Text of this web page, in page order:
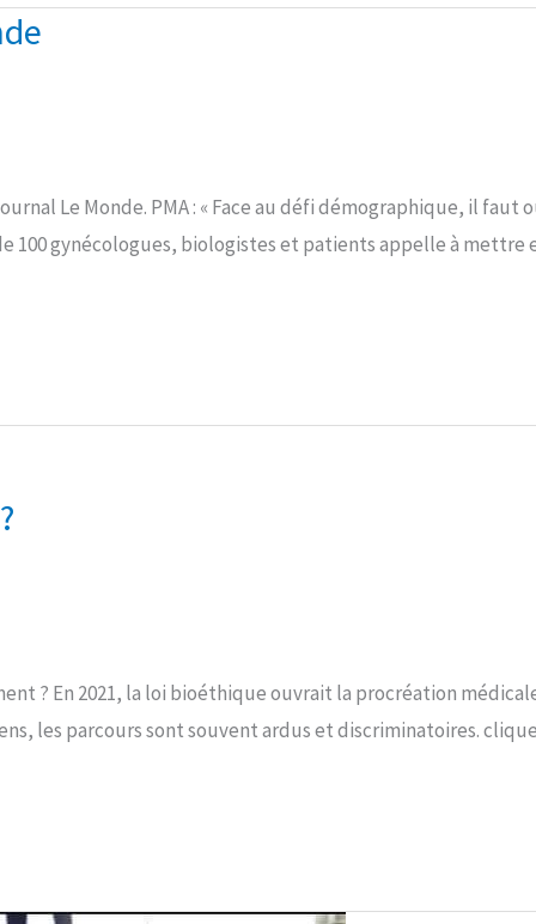
Le Monde. PMA : « Face au défi démographique, il
100 gynécologues, biologistes et patients appelle à
? En 2021, la loi bioéthique ouvrait la procréation
les parcours sont souvent ardus et discriminatoires.